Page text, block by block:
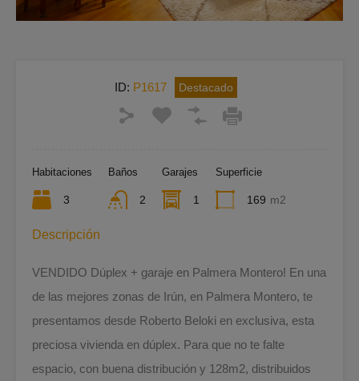
ID: P1617 Destacado
Habitaciones
3
Baños
2
Garajes
1
Superficie
169 m2
Descripción
VENDIDO Dúplex + garaje en Palmera Montero! En una
de las mejores zonas de Irún, en Palmera Montero, te
presentamos desde Roberto Beloki en exclusiva, esta
preciosa vivienda en dúplex. Para que no te falte
espacio, con buena distribución y 128m2, distribuidos